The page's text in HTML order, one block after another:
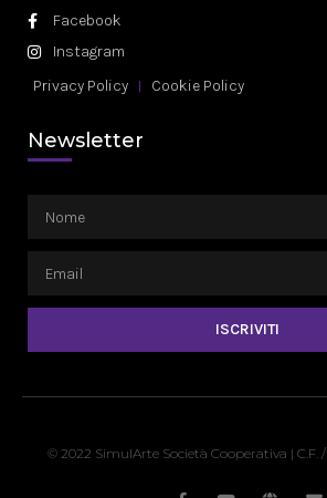
Facebook
Instagram
Privacy Policy
Cookie Policy
Newsletter
ISCRIVITI
© 2022 SimulArte Società Cooperativa | C.F. /